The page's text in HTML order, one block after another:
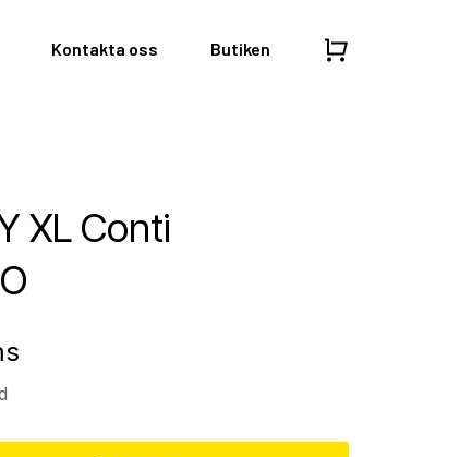
Kontakta oss Butiken
XL Conti